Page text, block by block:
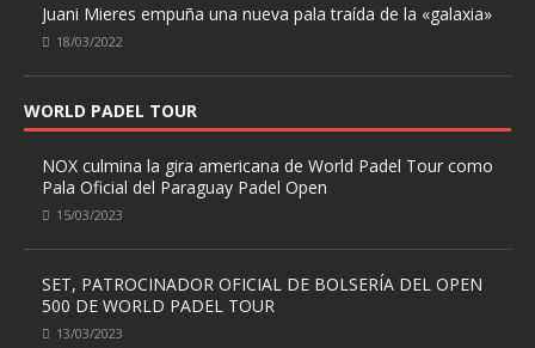
Juani Mieres empuña una nueva pala traída de la «galaxia»
18/03/2022
WORLD PADEL TOUR
NOX culmina la gira americana de World Padel Tour como
Pala Oficial del Paraguay Padel Open
15/03/2023
SET, PATROCINADOR OFICIAL DE BOLSERÍA DEL OPEN
500 DE WORLD PADEL TOUR
13/03/2023